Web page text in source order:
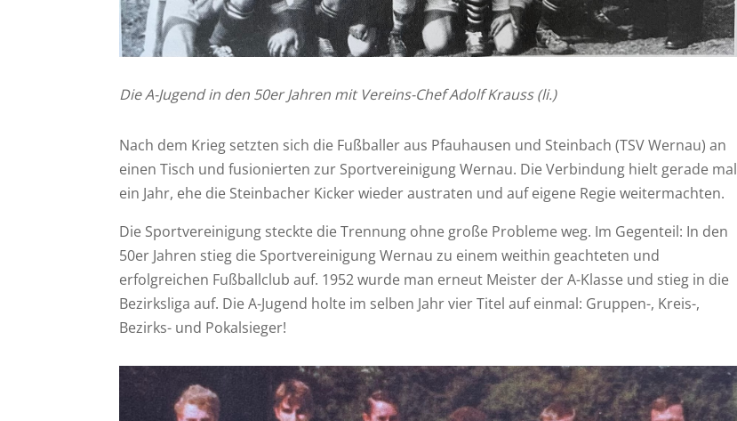
Die A-Jugend in den 50er Jahren mit Vereins-Chef Adolf Krauss (li.)
Nach dem Krieg setzten sich die Fußballer aus Pfauhausen und Steinbach (TSV Wernau) an
einen Tisch und fusionierten zur Sportvereinigung Wernau. Die Verbindung hielt gerade mal
ein Jahr, ehe die Steinbacher Kicker wieder austraten und auf eigene Regie weitermachten.
Die Sportvereinigung steckte die Trennung ohne große Probleme weg. Im Gegenteil: In den
50er Jahren stieg die Sportvereinigung Wernau zu einem weithin geachteten und
erfolgreichen Fußballclub auf. 1952 wurde man erneut Meister der A-Klasse und stieg in die
Bezirksliga auf. Die A-Jugend holte im selben Jahr vier Titel auf einmal: Gruppen-, Kreis-,
Bezirks- und Pokalsieger!